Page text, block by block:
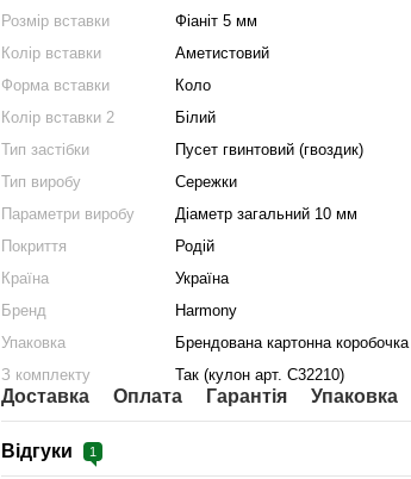
Розмір вставки
Фіаніт 5 мм
Колір вставки
Аметистовий
Форма вставки
Коло
Колір вставки 2
Білий
Тип застібки
Пусет гвинтовий (гвоздик)
Тип виробу
Сережки
Параметри виробу
Діаметр загальний 10 мм
Покриття
Родій
Країна
Україна
Бренд
Harmony
Упаковка
Брендована картонна
З комплекту
Так (кулон арт. С32210)
Доставка Оплата Гарантія Упаковка
Відгуки 1